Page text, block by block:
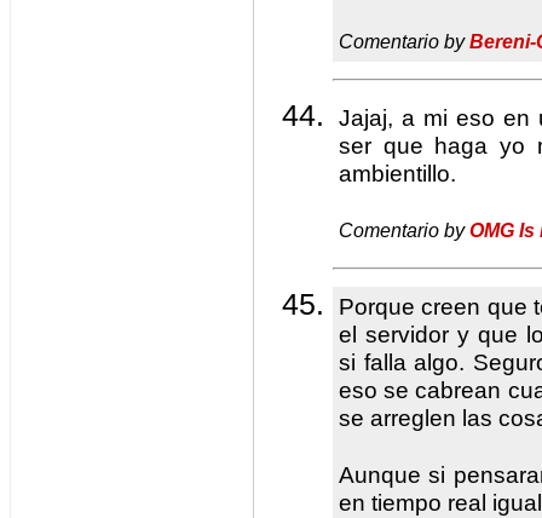
Comentario byBereni-
Jajaj, a mi eso en
ser que haga yo
ambientillo.
Comentario byOMG
Porque creen que
el servidor y que
si falla algo.
eso se cabrean
se arreglen las
Aunque si
en tiempo real